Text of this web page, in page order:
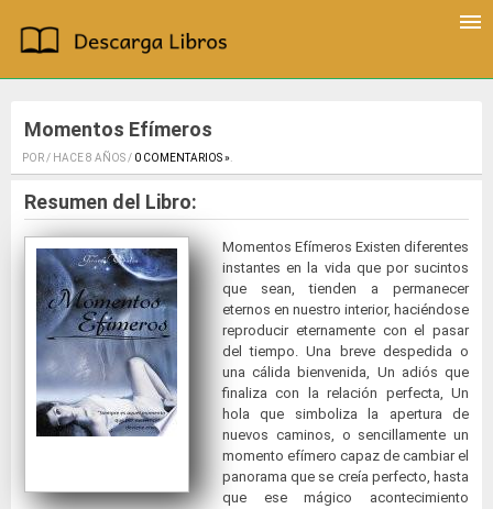
Momentos Efímeros
POR / HACE 8 AÑOS / 0 COMENTARIOS ».
Resumen del Libro:
Momentos Efímeros Existen diferentes
instantes en la vida que por sucintos
que sean, tienden a permanecer
eternos en nuestro interior, haciéndose
reproducir eternamente con el pasar
del tiempo. Una breve despedida o
una cálida bienvenida, Un adiós que
finaliza con la relación perfecta, Un
hola que simboliza la apertura de
nuevos caminos, o sencillamente un
momento efímero capaz de cambiar el
panorama que se creía perfecto, hasta
que ese mágico acontecimiento